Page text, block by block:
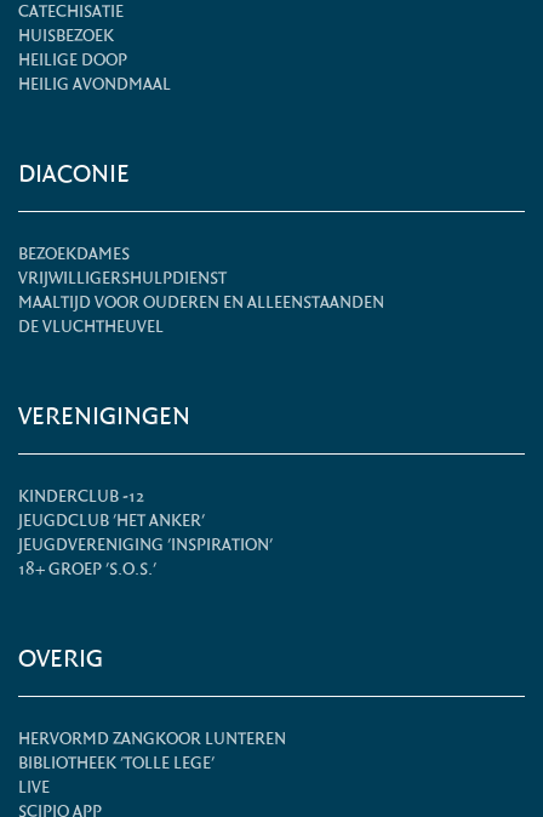
CATECHISATIE
HUISBEZOEK
HEILIGE DOOP
HEILIG AVONDMAAL
DIACONIE
BEZOEKDAMES
VRIJWILLIGERSHULPDIENST
MAALTIJD VOOR OUDEREN EN ALLEENSTAANDEN
DE VLUCHTHEUVEL
VERENIGINGEN
KINDERCLUB -12
JEUGDCLUB 'HET ANKER'
JEUGDVERENIGING 'INSPIRATION'
18+ GROEP 'S.O.S.'
OVERIG
HERVORMD ZANGKOOR LUNTEREN
BIBLIOTHEEK 'TOLLE LEGE'
LIVE
SCIPIO APP